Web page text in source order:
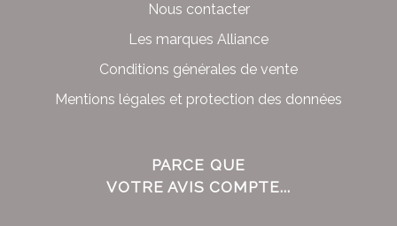
Nous contacter
Les marques Alliance
Conditions générales de vente
Mentions légales et protection des données
PARCE QUE
VOTRE AVIS COMPTE...